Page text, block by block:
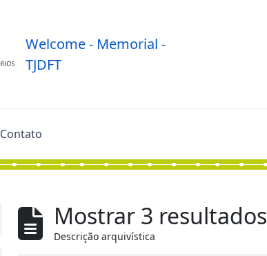
Welcome - Memorial -
TJDFT
Contato
Mostrar 3 resultados
Descrição arquivística